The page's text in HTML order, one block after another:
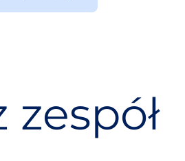
zespół